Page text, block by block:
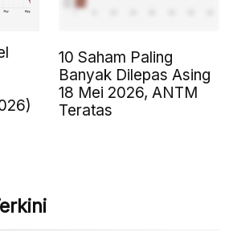
10 Saham Paling
Banyak Dilepas Asing
18 Mei 2026, ANTM
Teratas